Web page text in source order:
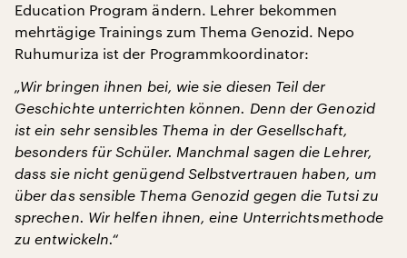
Education Program ändern. Lehrer bekommen
mehrtägige Trainings zum Thema Genozid. Nepo
Ruhumuriza ist der Programmkoordinator:
„Wir bringen ihnen bei, wie sie diesen Teil der
Geschichte unterrichten können. Denn der Genozid
ist ein sehr sensibles Thema in der Gesellschaft,
besonders für Schüler. Manchmal sagen die Lehrer,
dass sie nicht genügend Selbstvertrauen haben, um
über das sensible Thema Genozid gegen die Tutsi zu
sprechen. Wir helfen ihnen, eine Unterrichtsmethode
zu entwickeln.“